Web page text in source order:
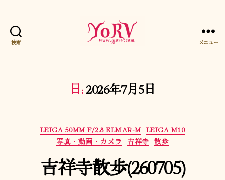
検索 メニュー
日:2026年7月5日
カ
テ
ゴ
リ
ー
LEICA 50MM F/2.8 ELMAR-M LEICA M10
写真・動画・カメラ
吉祥寺 散歩
吉祥寺散歩(260705)